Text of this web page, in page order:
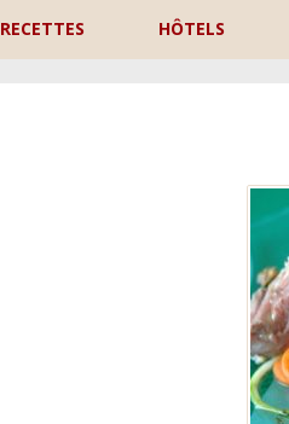
RECETTES HÔTELS